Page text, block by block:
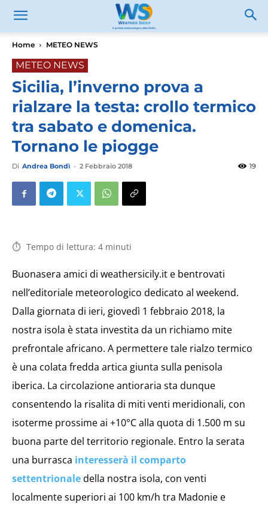
Home METEO NEWS
METEO NEWS
Sicilia, l’inverno prova a
rialzare la testa: crollo termico
tra sabato e domenica.
Tornano le piogge
Di Andrea Bondì - 2 Febbraio 2018 19
Tempo di lettura: 4 minuti
Buonasera amici di weathersicily.it e bentrovati
nell’editoriale meteorologico dedicato al weekend.
Dalla giornata di ieri, giovedì 1 febbraio 2018, la
nostra isola è stata investita da un richiamo mite
prefrontale africano. A permettere tale rialzo termico
è una colata fredda artica giunta sulla penisola
iberica. La circolazione antioraria sta dunque
consentendo la risalita di miti venti meridionali, con
isoterme prossime ai +10°C alla quota di 1.500 m su
buona parte del territorio regionale. Entro la serata
una burrasca interesserà il comparto
settentrionaledella nostra isola, con venti
localmente superiori ai 100 km/h tra Madonie e